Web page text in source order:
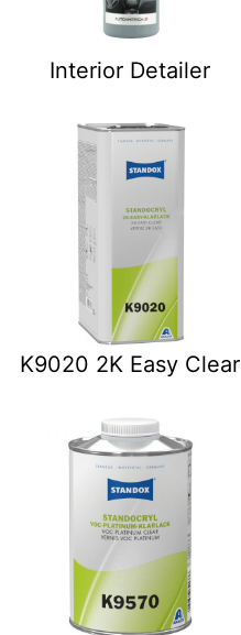
Interior Detailer
K9020 2K Easy Clear